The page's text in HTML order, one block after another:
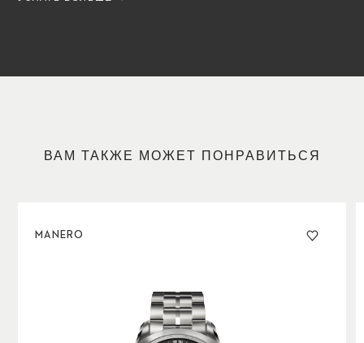
времени.
ВАМ ТАКЖЕ МОЖЕТ ПОНРАВИТЬСЯ
MANERO